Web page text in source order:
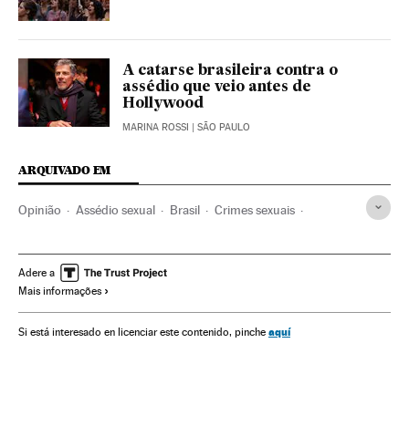
A catarse brasileira contra o
assédio que veio antes de
Hollywood
MARINA ROSSI | SÃO PAULO
ARQUIVADO EM
Opinião Assédio sexual Brasil Crimes sexuais
Justiça Movimento #Me Too
Movimentos sociais
Adere a
Mais informações
Si está interesado en licenciar este contenido, pinche aquí